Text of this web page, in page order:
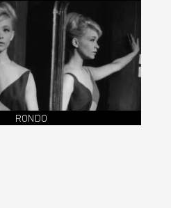
RONDO